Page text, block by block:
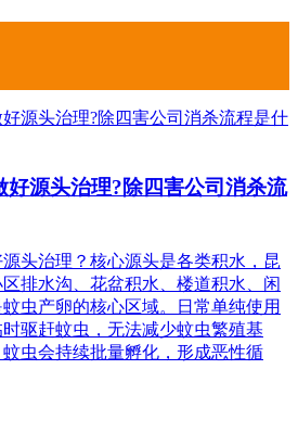
好源头治理?除四害公司消杀流
头治理？核心源头是各类积水，昆
排水沟、花盆积水、楼道积水、闲
虫产卵的核心区域。日常单纯使用
驱赶蚊虫，无法减少蚊虫繁殖基
虫会持续批量孵化，形成恶性循